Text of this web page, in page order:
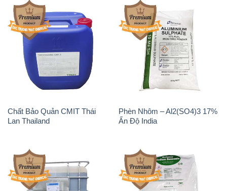
Chất Bảo Quản CMIT Thái
Lan Thailand
Phèn Nhôm – Al2(SO4)3 17%
Ấn Độ India